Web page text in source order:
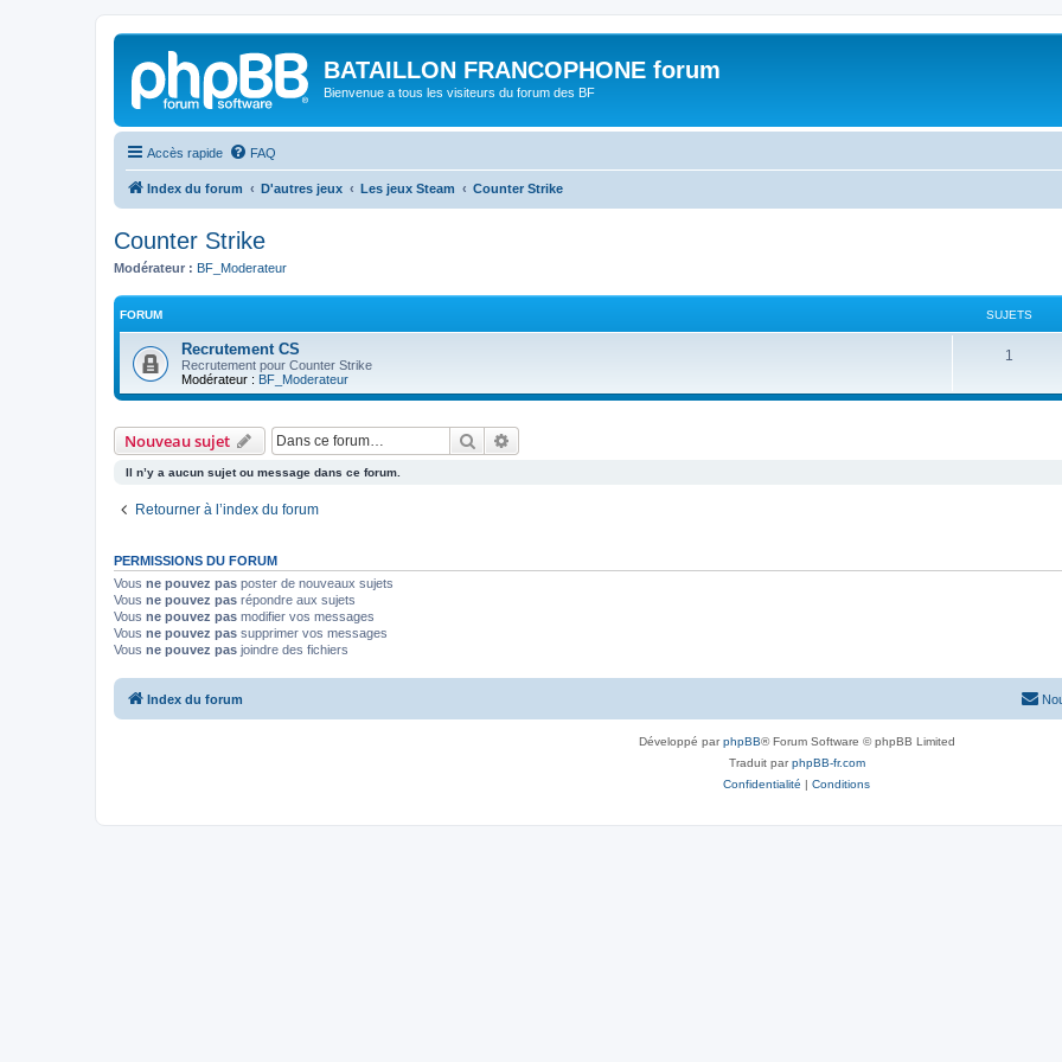
BATAILLON FRANCOPHONE forum
Bienvenue a tous les visiteurs du forum des BF
Accès rapide FAQ
Index du forum D'autres jeux Les jeux Steam Counter Strike
Counter Strike
Modérateur : BF_Moderateur
FORUM SUJETS
Recrutement CS
Recrutement pour Counter Strike
Modérateur : BF_Moderateur
1
Nouveau sujet Rechercher
Il n’y a aucun sujet ou message dans ce forum.
Retourner à l’index du forum
PERMISSIONS DU FORUM
Vous ne pouvez pas poster de nouveaux sujets
Vous ne pouvez pas répondre aux sujets
Vous ne pouvez pas modifier vos messages
Vous ne pouvez pas supprimer vos messages
Vous ne pouvez pas joindre des fichiers
Index du forum
Développé parphpBB® Forum Software © phpBB Limited
Traduit parphpBB-fr.com
Confidentialité | Conditions